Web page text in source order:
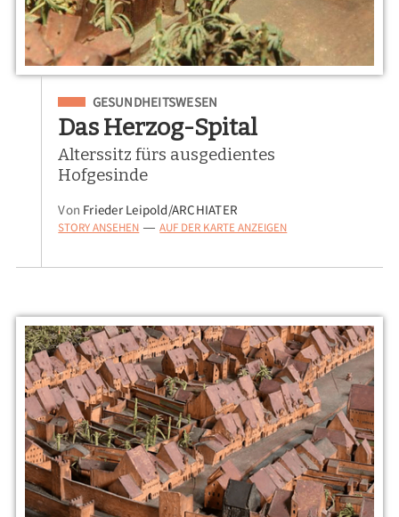
Eingeordnet unter
GESUNDHEITSWESEN
Das Herzog-Spital
Alterssitz fürs ausgedientes
Hofgesinde
Von Frieder Leipold/ARCHIATER
STORY ANSEHEN — AUF DER KARTE ANZEIGEN